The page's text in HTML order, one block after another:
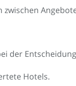
der
Hotels.